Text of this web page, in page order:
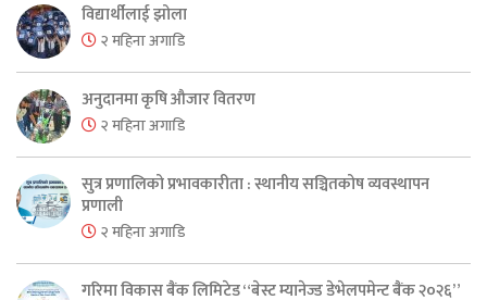
विद्यार्थीलाई झोला
२ महिना अगाडि
अनुदानमा कृषि औजार वितरण
२ महिना अगाडि
सुत्र प्रणालिको प्रभावकारीता : स्थानीय सञ्चितकोष व्यवस्थापन
प्रणाली
२ महिना अगाडि
गरिमा विकास बैंक लिमिटेड “बेस्ट म्यानेज्ड डेभेलपमेन्ट बैंक २०२६”